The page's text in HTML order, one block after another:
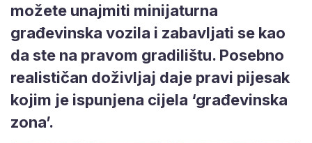
možete unajmiti minijaturna
građevinska vozila i zabavljati se kao
da ste na pravom gradilištu. Posebno
realističan doživljaj daje pravi pijesak
kojim je ispunjena cijela ‘građevinska
zona’.